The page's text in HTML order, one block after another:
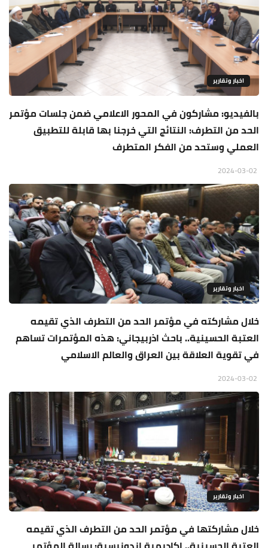
اخبار وتقارير
بالفيديو: مشاركون في المحور الاعلامي ضمن جلسات مؤتمر
الحد من التطرف: النتائج التي خرجنا بها قابلة للتطبيق
العملي وستحد من الفكر المتطرف
اخبار وتقارير
خلال مشاركته في مؤتمر الحد من التطرف الذي تقيمه
العتبة الحسينية.. باحث اذربيجاني: هذه المؤتمرات تساهم
في تقوية العلاقة بين العراق والعالم الاسلامي
اخبار وتقارير
خلال مشاركتها في مؤتمر الحد من التطرف الذي تقيمه